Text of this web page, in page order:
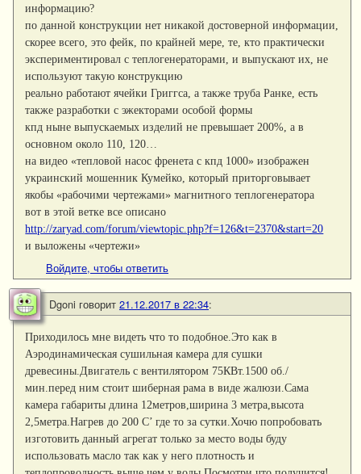
информацию?
по данной конструкции нет никакой достоверной информации,
скорее всего, это фейк, по крайней мере, те, кто практически
экспериментировал с теплогенераторами, и выпускают их, не
используют такую конструкцию
реально работают ячейки Григгса, а также труба Ранке, есть
также разработки с эжекторами особой формы
кпд ныне выпускаемых изделий не превышает 200%, а в
основном около 110, 120…
на видео «тепловой насос френета с кпд 1000» изображен
украинский мошенник Кумейко, который приторговывает
якобы «рабочими чертежами» магнитного теплогенератора
вот в этой ветке все описано
http://zaryad.com/forum/viewtopic.php?f=126&t=2370&start=20
и выложены «чертежи»
Войдите, чтобы ответить
Dgoni говорит 21.12.2017 в 22:34:
Приходилось мне видеть что то подобное.Это как в
Аэродинамическая сушильная камера для сушки
древесины.Двигатель с вентилятором 75КВт.1500 об./
мин.перед ним стоит шиберная рама в виде жалюзи.Сама
камера габариты длина 12метров,ширина 3 метра,высота
2,5метра.Нагрев до 200 С’ где то за сутки.Хочю попробовать
изготовить данный агрегат только за место воды буду
использовать масло так как у него плотность и